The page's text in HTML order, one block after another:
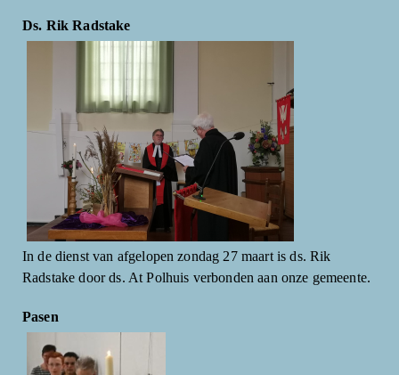
Ds. Rik Radstake
In de dienst van afgelopen zondag 27 maart is ds. Rik
Radstake door ds. At Polhuis verbonden aan onze gemeente.
Pasen